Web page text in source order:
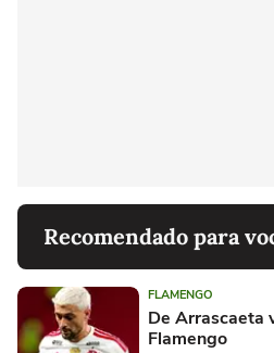
Recomendado para
FLAMENGO
De Arrascaeta
Flamengo